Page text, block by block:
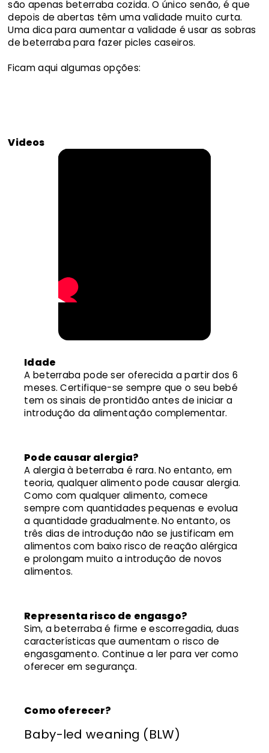
são apenas beterraba cozida. O único senão, é que
depois de abertas têm uma validade muito curta.
Uma dica para aumentar a validade é usar as sobras
de beterraba para fazer picles caseiros.
Ficam aqui algumas opções:
Videos
Idade
A beterraba pode ser oferecida a partir dos 6
meses. Certifique-se sempre que o seu bebé
tem os sinais de prontidão antes de iniciar a
introdução da alimentação complementar.
Pode causar alergia?
A alergia à beterraba é rara. No entanto, em
teoria, qualquer alimento pode causar alergia.
Como com qualquer alimento, comece
sempre com quantidades pequenas e evolua
a quantidade gradualmente. No entanto, os
três dias de introdução não se justificam em
alimentos com baixo risco de reação alérgica
e prolongam muito a introdução de novos
alimentos.
Representa risco de engasgo?
Sim, a beterraba é firme e escorregadia, duas
características que aumentam o risco de
engasgamento. Continue a ler para ver como
oferecer em segurança.
Como oferecer?
Baby-led weaning (BLW)